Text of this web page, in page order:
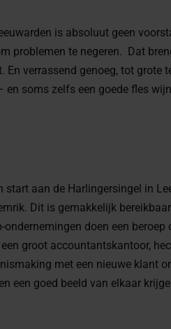
is absoluut geen
problemen te negeren. Dat
verrassend genoeg, tot grote
soms zelfs een goede fles
aan de Harlingersingel in
Dit is gemakkelijk
doen een beroep
groot accountantskantoor,
met een nieuwe klant
een goed beeld van elkaar